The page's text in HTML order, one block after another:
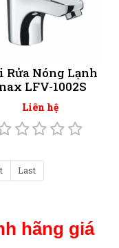
Rửa Nóng Lạnh
LFV-1002S
Liên hệ
Last
hãng giá